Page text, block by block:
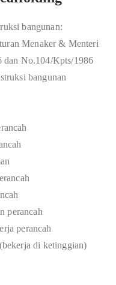
bangunan:
Menaker & Menteri
dan No.104/Kpts/1986
bangunan
perancah
perancah
di ketinggian)